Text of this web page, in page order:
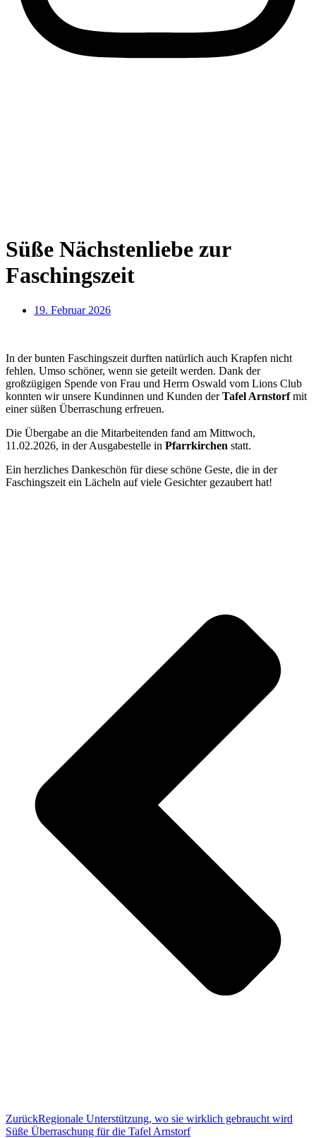
Süße Nächstenliebe zur
Faschingszeit
19. Februar 2026
In der bunten Faschingszeit durften natürlich auch Krapfen nicht
fehlen. Umso schöner, wenn sie geteilt werden. Dank der
großzügigen Spende von Frau und Herrn Oswald vom Lions Club
konnten wir unsere Kundinnen und Kunden derTafel Arnstorfmit
einer süßen Überraschung erfreuen.
Die Übergabe an die Mitarbeitenden fand am Mittwoch,
11.02.2026, in der Ausgabestelle in Pfarrkirchen statt.
Ein herzliches Dankeschön für diese schöne Geste, die in der
Faschingszeit ein Lächeln auf viele Gesichter gezaubert hat!
ZurückRegionale Unterstützung, wo sie wirklich gebraucht wird
Süße Überraschung für die Tafel Arnstorf